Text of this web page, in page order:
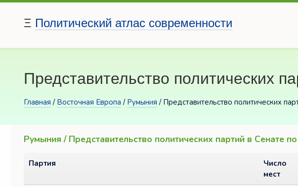
Ξ Политический атлас современности
Представительство политических
Главная / Восточная Европа / Румыния / Представительство политических
Румыния / Представительство политических партий в Сенате
Партия
Число
мест